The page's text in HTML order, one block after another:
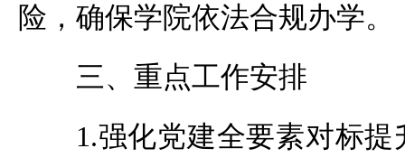
险，确保学院依法合规办学。
三、重点工作安排
1.强化党建全要素对标